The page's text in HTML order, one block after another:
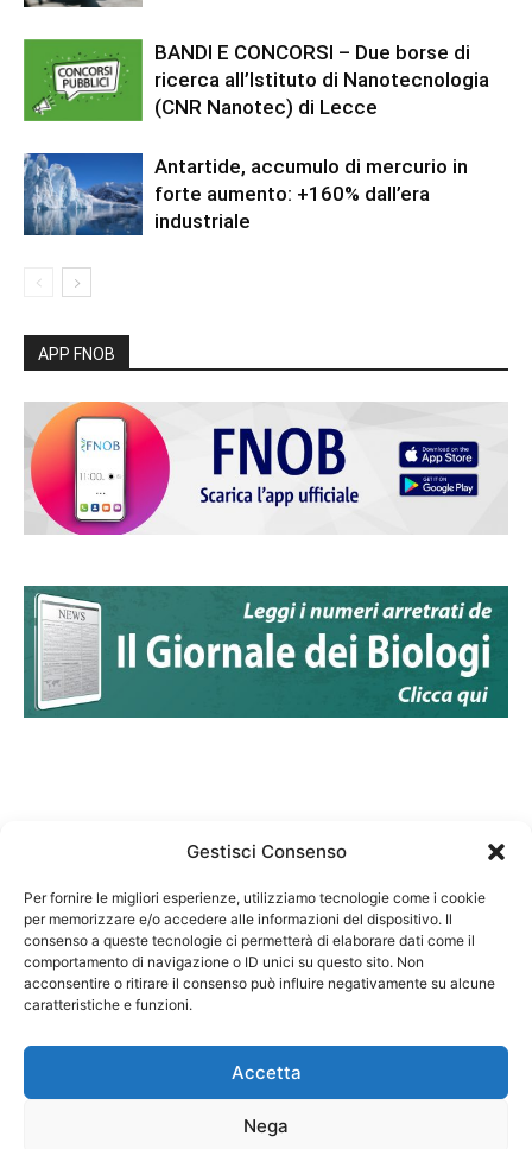
Gestisci Consenso
Per fornire le migliori esperienze, utilizziamo tecnologie come i cookie
per memorizzare e/o accedere alle informazioni del dispositivo. Il
consenso a queste tecnologie ci permetterà di elaborare dati come il
comportamento di navigazione o ID unici su questo sito. Non
acconsentire o ritirare il consenso può influire negativamente su alcune
caratteristiche e funzioni.
Accetta
Nega
BANDI E CONCORSI – Due borse di
ricerca all’Istituto di Nanotecnologia
(CNR Nanotec) di Lecce
Antartide, accumulo di mercurio in
forte aumento: +160% dall’era
industriale
APP FNOB
Federazione Nazionale Degli Ordini dei Biologi:
codice fiscale 80069130583
Responsabile sito internet www.fnob.it: